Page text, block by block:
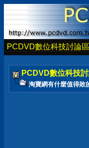
PCDVD數位科技討論區
PCDVD數位科技
淘寶網有什麼值得敗